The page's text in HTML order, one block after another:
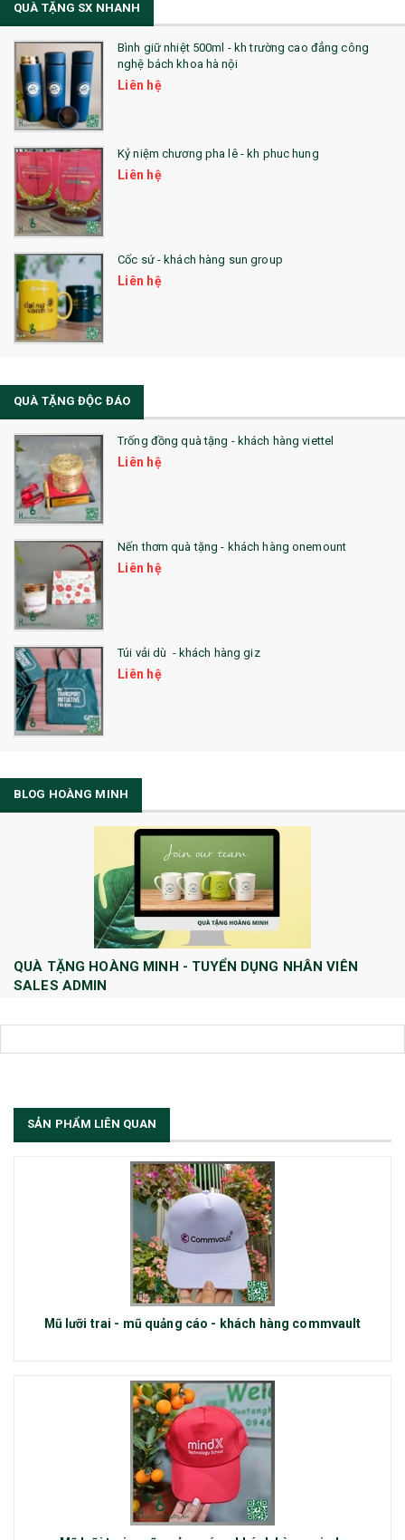
QUÀ TẶNG SX NHANH
Bình giữ nhiệt 500ml - kh trường cao đẳng công
nghệ bách khoa hà nội
Liên hệ
Kỷ niệm chương pha lê - kh phuc hung
Liên hệ
Cốc sứ - khách hàng sun group
Liên hệ
QUÀ TẶNG ĐỘC ĐÁO
Trống đồng quà tặng - khách hàng viettel
Liên hệ
Nến thơm quà tặng - khách hàng onemount
Liên hệ
Túi vải dù - khách hàng giz
Liên hệ
BLOG HOÀNG MINH
QUÀ TẶNG HOÀNG MINH - TUYỂN DỤNG NHÂN VIÊN
SALES ADMIN
SẢN PHẨM LIÊN QUAN
Mũ lưỡi trai - mũ quảng cáo - khách hàng commvault